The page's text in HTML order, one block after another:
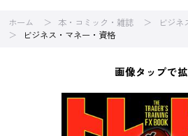
ホーム 本・コミック・雑誌
ビジネ
ビジネス・マネー・資格
画像タップで